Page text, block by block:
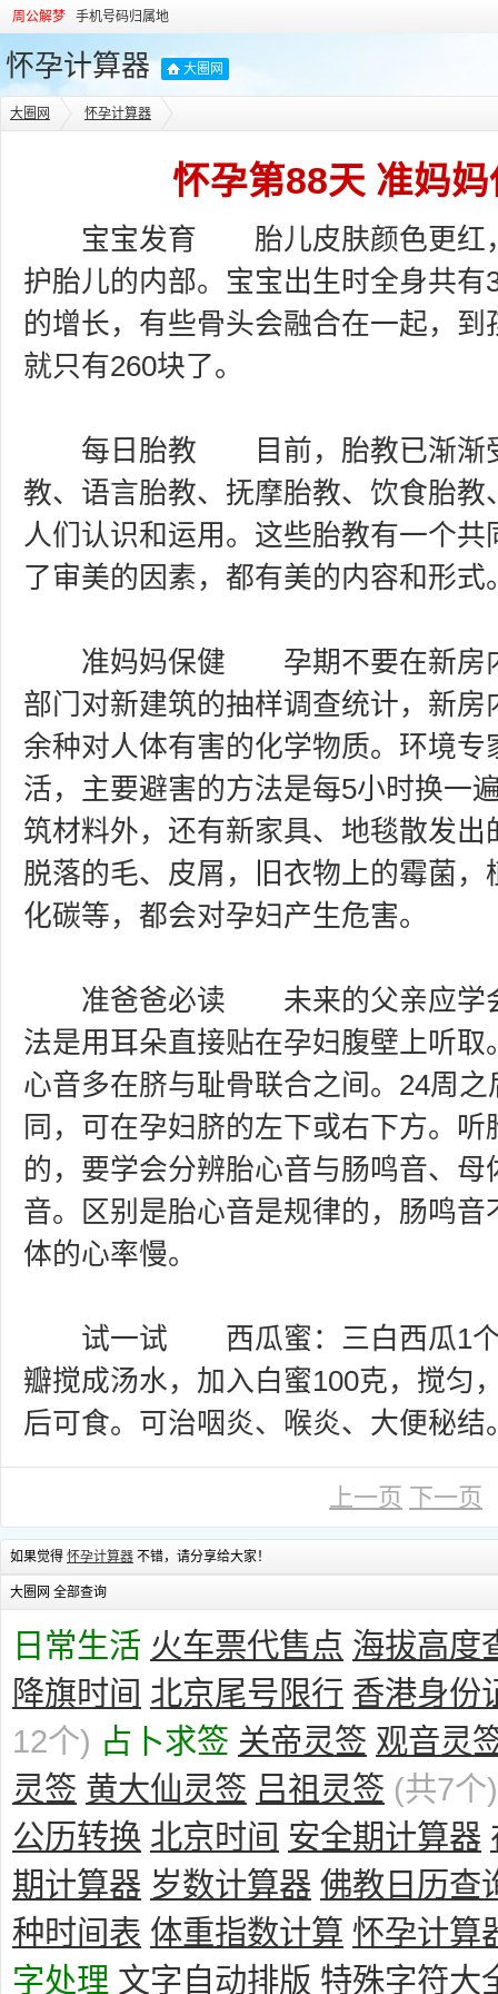
周公解梦 手机号码归属地
怀孕计算器 大圈网
大圈网 怀孕计算器
怀孕第88天 准妈
宝宝发育 胎儿皮肤颜色更红，
护胎儿的内部。宝宝出生时全身共有
的增长，有些骨头会融合在一起，
就只有260块了。
每日胎教 目前，胎教已渐渐受
教、语言胎教、抚摩胎教、饮食胎
人们认识和运用。这些胎教有一个
了审美的因素，都有美的内容和形式
准妈妈保健 孕期不要在新房内
部门对新建筑的抽样调查统计，新房
余种对人体有害的化学物质。环境
活，主要避害的方法是每5小时换一
筑材料外，还有新家具、地毯散发
脱落的毛、皮屑，旧衣物上的霉菌
化碳等，都会对孕妇产生危害。
准爸爸必读 未来的父亲应学会
法是用耳朵直接贴在孕妇腹壁上听取
心音多在脐与耻骨联合之间。24周
同，可在孕妇脐的左下或右下方。
的，要学会分辨胎心音与肠鸣音、
音。区别是胎心音是规律的，肠鸣
体的心率慢。
试一试 西瓜蜜：三白西瓜1个
瓣搅成汤水，加入白蜜100克，搅匀
后可食。可治咽炎、喉炎、大便秘结
上一页 下一页
如果觉得 怀孕计算器 不错，请分享给大家！
大圈网 全部查询
日常生活 火车票代售点 海拔高度
降旗时间 北京尾号限行 香港身份
12个) 占卜求签 关帝灵签 观音灵
灵签 黄大仙灵签 吕祖灵签 (共7个)
公历转换 北京时间 安全期计算器
期计算器 岁数计算器 佛教日历查
种时间表 体重指数计算 怀孕计算
字处理 文字自动排版 特殊字符大